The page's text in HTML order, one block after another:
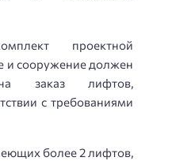
проектной
и сооружение должен
заказ лифтов,
с требованиями
более 2 лифтов,